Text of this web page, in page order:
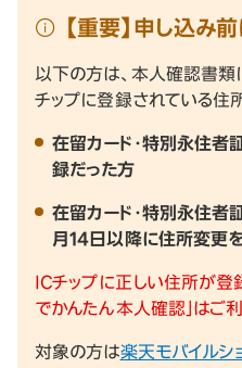
【重要】申し込み
以下の方は、本人確認書類
チップに登録されている住
在留カード・特別永住
録だった方
在留カード・特別永住
月14日以降に住所変更
ICチップに正しい住所が登
でかんたん本人確認」はご
対象の方は楽天モバイルシ